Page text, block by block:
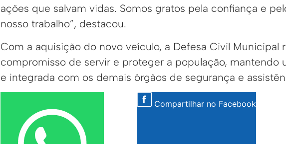
ações que salvam vidas. Somos gratos pela confiança e
nosso trabalho”, destacou.
Com a aquisição do novo veículo, a Defesa Civil Municipal
compromisso de servir e proteger a população, mantendo
e integrada com os demais órgãos de segurança e
Compartilhar no Facebook